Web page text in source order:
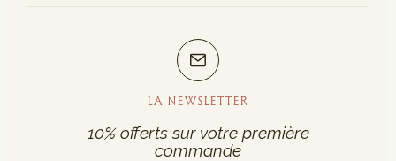
LA NEWSLETTER
10% offerts sur votre première
commande